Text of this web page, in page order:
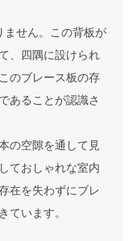
ません。この背板が
、四隅に設けられ
のブレース板の存
あることが認識さ
の空隙を通して見
ておしゃれな室内
在を失わずにブレ
ています。